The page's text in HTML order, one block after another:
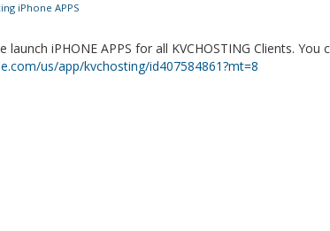
iPhone APPS
iPHONE APPS for all KVCHOSTING Clients.
us/app/kvchosting/id407584861?mt=8